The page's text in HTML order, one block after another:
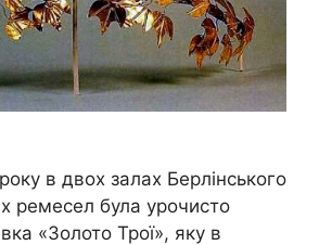
в двох залах Берлінського
ремесел була урочисто
«Золото Трої», яку в